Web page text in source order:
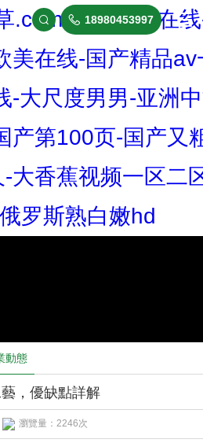
.com-亚洲黄色在
美在线-国产精品
-大尺度男男-亚洲
产第100页-国产又
大香蕉视频一区二
罗斯熟白嫩hd
  18980453997
動態
，優缺點詳解
瀏覽量：2246次